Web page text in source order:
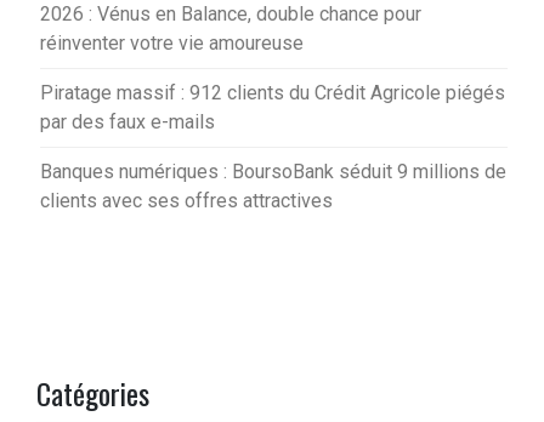
2026 : Vénus en Balance, double chance pour
réinventer votre vie amoureuse
Piratage massif : 912 clients du Crédit Agricole piégés
par des faux e-mails
Banques numériques : BoursoBank séduit 9 millions de
clients avec ses offres attractives
Catégories